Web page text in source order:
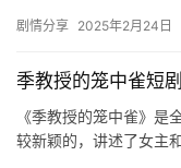
斩神…
剧情分享 2025年2月24日
季教授的笼中雀短
《季教授的笼中雀》是
较新颖的，讲述了女主